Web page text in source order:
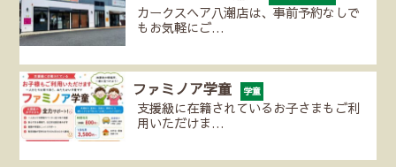
カークスヘア八潮店は、事前予約なしで
もお気軽にご…
ファミノア学童 学童
支援級に在籍されているお子さまもご利
用いただけま…